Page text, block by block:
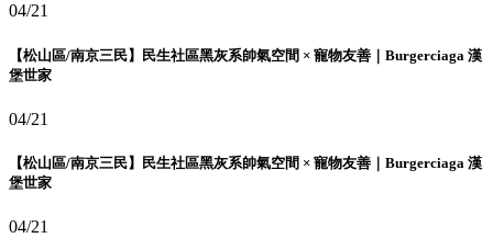
04/21
【松山區/南京三民】民生社區黑灰系帥氣空間 × 寵物友善｜Burgerciaga 漢
堡世家
04/21
【松山區/南京三民】民生社區黑灰系帥氣空間 × 寵物友善｜Burgerciaga 漢
堡世家
04/21